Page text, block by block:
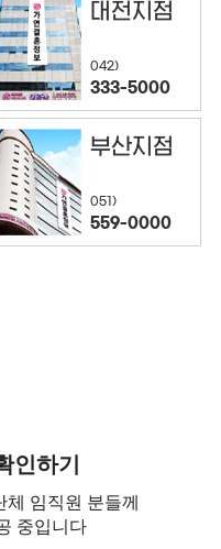
대전지점
042)
333-5000
부산지점
051)
559-0000
인하기
임직원 분들께
중입니다